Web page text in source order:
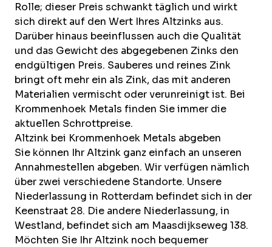
Rolle; dieser Preis schwankt täglich und wirkt
sich direkt auf den Wert Ihres Altzinks aus.
Darüber hinaus beeinflussen auch die Qualität
und das Gewicht des abgegebenen Zinks den
endgültigen Preis. Sauberes und reines Zink
bringt oft mehr ein als Zink, das mit anderen
Materialien vermischt oder verunreinigt ist. Bei
Krommenhoek Metals finden Sie immer die
aktuellen Schrottpreise.
Altzink bei Krommenhoek Metals abgeben
Sie können Ihr Altzink ganz einfach an unseren
Annahmestellen abgeben. Wir verfügen nämlich
über zwei verschiedene Standorte. Unsere
Niederlassung in Rotterdam befindet sich in der
Keenstraat 28. Die andere Niederlassung, in
Westland, befindet sich am Maasdijkseweg 138.
Möchten Sie Ihr Altzink noch bequemer